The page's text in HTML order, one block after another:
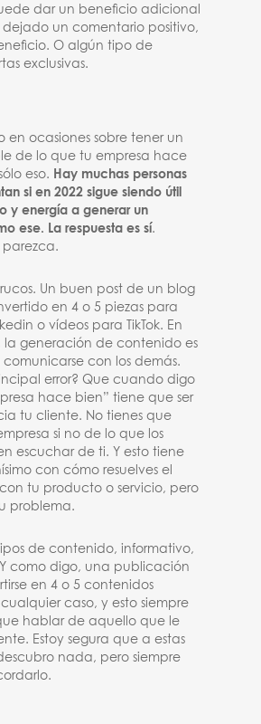
dar un beneficio adicional
dejado un comentario positivo,
O algún tipo de
exclusivas.
en ocasiones sobre tener un
de lo que tu empresa hace
eso. Hay muchas personas
si en 2022 sigue siendo útil
y energía a generar un
ese. La respuesta es sí.
Un buen post de un blog
en 4 o 5 piezas para
o vídeos para TikTok. En
la generación de contenido es
con los demás.
error? Que cuando digo
hace bien” tiene que ser
tu cliente. No tienes que
si no de lo que los
escuchar de ti. Y esto tiene
con cómo resuelves el
tu producto o servicio, pero
problema.
de contenido, informativo,
como digo, una publicación
en 4 o 5 contenidos
caso, y esto siempre
hablar de aquello que le
Estoy segura que a estas
nada, pero siempre